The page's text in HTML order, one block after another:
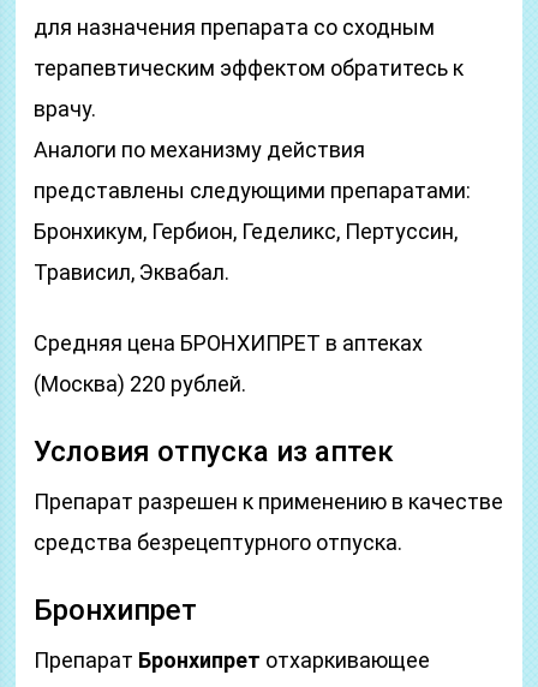
для назначения препарата со сходным
терапевтическим эффектом обратитесь к
врачу.
Аналоги по механизму действия
представлены следующими препаратами:
Бронхикум, Гербион, Геделикс, Пертуссин,
Трависил, Эквабал.
Средняя цена БРОНХИПРЕТ в аптеках
(Москва) 220 рублей.
Условия отпуска из аптек
Препарат разрешен к применению в качестве
средства безрецептурного отпуска.
Бронхипрет
Препарат Бронхипрет отхаркивающее